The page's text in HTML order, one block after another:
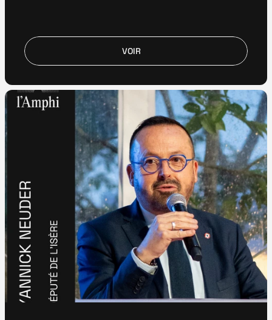
VOIR